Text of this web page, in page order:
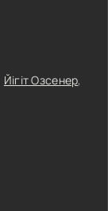
Йігіт Озсенер,